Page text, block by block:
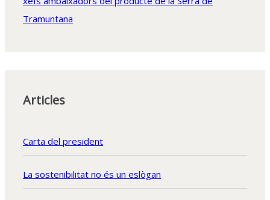
Tramuntana
Articles
Carta del president
La sostenibilitat no és un eslògan